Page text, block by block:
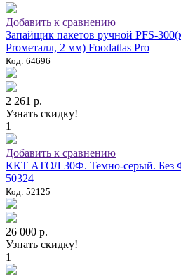
Добавить к сравнению
Запайщик пакетов ручной PFS-
Proметалл, 2 мм) Foodatlas Pro
Код: 64696
2 261 р.
Узнать скидку!
1
Добавить к сравнению
ККТ АТОЛ 30Ф. Темно-серый. Без
50324
Код: 52125
26 000 р.
Узнать скидку!
1